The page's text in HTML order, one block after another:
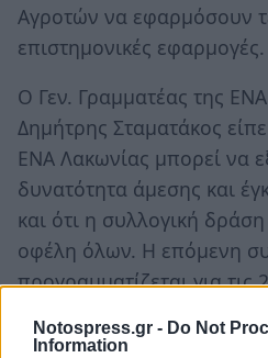
Notospress.gr - Do Not
Information
Αγροτών να εφαρμόσουν
επιστημονικές εφαρμογές.
Ο Γεν. Γραμματέας της
Δημήτρης Σταματάκος
ΕΝΑ Λακωνίας μπορεί να
δυνατότητα άμεσης και
και ότι η συλλογική δράση
οφέλη όλων. Η επόμενη
προγραμματίζεται για
ταυτόχρονα τρέχουν